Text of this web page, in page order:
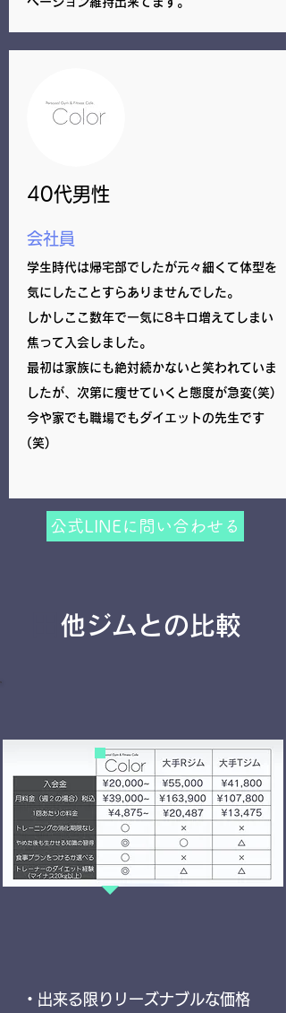
40代男性
会社員
学生時代は帰宅部でしたが元々細くて体型を
気にしたことすらありませんでした。
しかしここ数年で一気に8キロ増えてしまい
焦って入会しました。
​最初は家族にも絶対続かないと笑われていま
したが、次第に痩せていくと態度が急変(笑)
今や家でも職場でもダイエットの先生です
(笑)
公式LINEに問い合わせる
他ジムとの比較
​・出来る限りリーズナブルな価格